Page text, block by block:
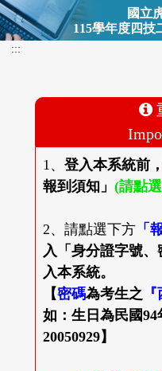
博士班最新公告上方形象圖
:::
國立
115學年度四技
1、 登入本系統前，
報到須知」 (請點
2、請點選下方「
入「身分證字號、
入本系統。
【密碼為考生之
如：生日為民國94
20050929】